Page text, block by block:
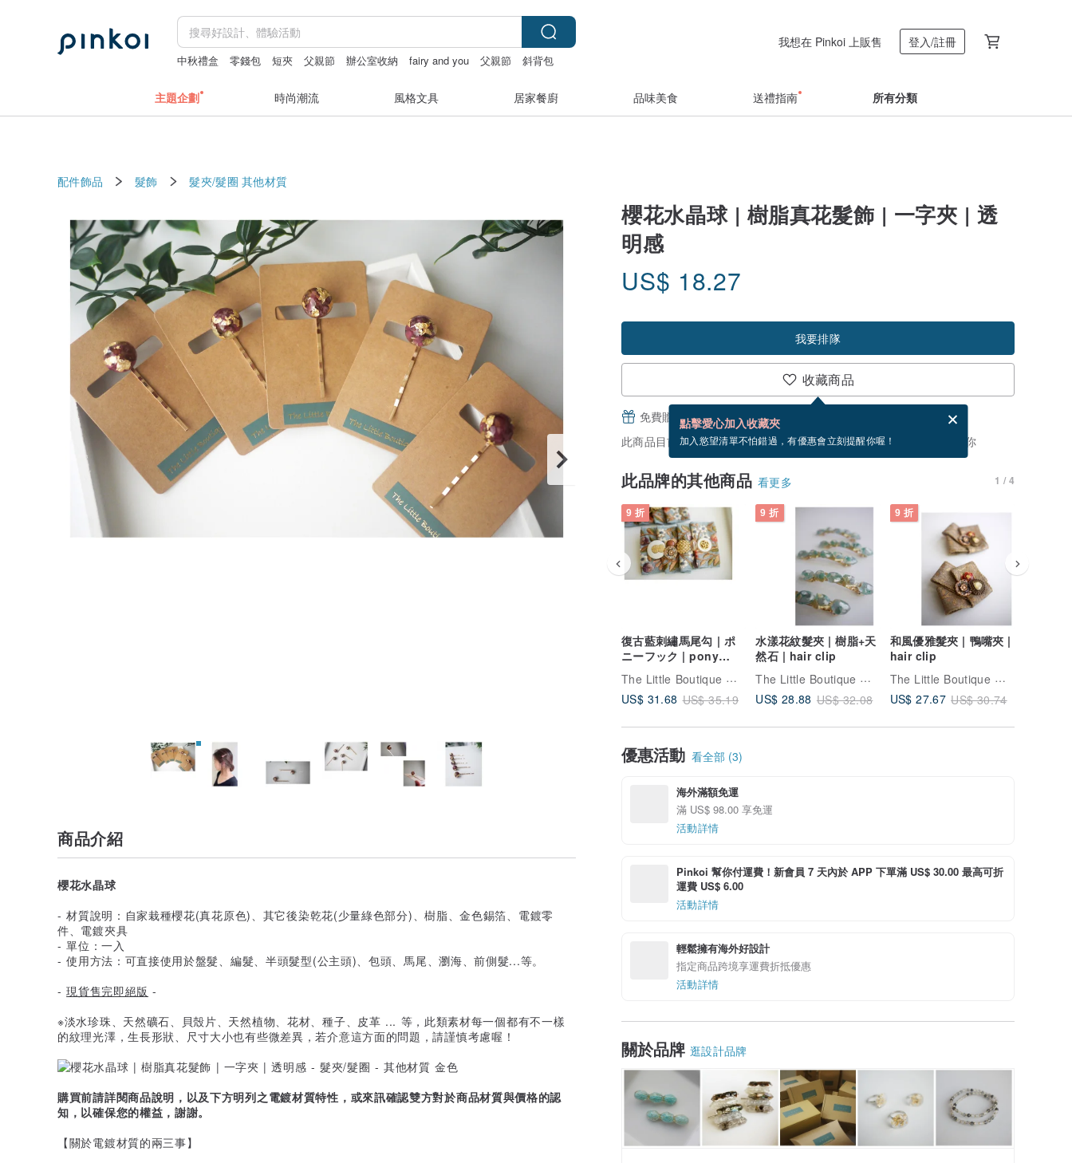
中秋禮盒 零錢包 短夾 父親節 辦公室收納 fairy and you 父親節 斜背包
我想在 Pinkoi 上販售 登入/註冊
主題企劃 時尚潮流 風格文具 居家餐廚 品味美食 送禮指南 所有分類
配件飾品 髮飾 髮夾/髮圈 其他材質
櫻花水晶球 | 樹脂真花髮飾 | 一字夾 | 透
明感
US$ 18.27
我要排隊
收藏商品
點擊愛心加入收藏夾
加入慾望清單不怕錯過，有優惠會立刻提醒你喔！
免費贈送電子賀卡，結帳完成後填寫
此商品目前沒現貨，你可以按「我要排隊」，當有貨會主動發信通知你
此品牌的其他商品 看更多 1 / 4
9 折
復古藍刺繡馬尾勾 | ポ
ニーフック | pony
The Little Boutique 小作坊手工輕珠寶
US$ 31.68 US$ 35.19
9 折
水漾花紋髮夾 | 樹脂+天
然石 | hair clip
The Little Boutique 小作坊手工輕珠寶
US$ 28.88 US$ 32.08
9 折
和風優雅髮夾 | 鴨嘴夾 |
hair clip
The Little Boutique 小作坊手工輕珠寶
US$ 27.67 US$ 30.74
優惠活動 看全部 (3)
海外滿額免運
滿 US$ 98.00 享免運
活動詳情
Pinkoi 幫你付運費！新會員 7 天內於 APP 下單滿 US$ 30.00 最高可折
運費 US$ 6.00
活動詳情
輕鬆擁有海外好設計
指定商品跨境享運費折抵優惠
活動詳情
關於品牌 逛設計品牌
商品介紹
櫻花水晶球
- 材質說明：自家栽種櫻花(真花原色)、其它後染乾花(少量綠色部分)、樹脂、金色錫箔、電鍍零
件、電鍍夾具
- 單位：一入
- 使用方法：可直接使用於盤髮、編髮、半頭髮型(公主頭)、包頭、馬尾、瀏海、前側髮...等。
-現貨售完即絕版 -
※淡水珍珠、天然礦石、貝殼片、天然植物、花材、種子、皮革 ... 等，此類素材每一個都有不一樣
的紋理光澤，生長形狀、尺寸大小也有些微差異，若介意這方面的問題，請謹慎考慮喔！
購買前請詳閱商品說明，以及下方明列之電鍍材質特性，或來訊確認雙方對於商品材質與價格的認
知，以確保您的權益，謝謝。
【關於電鍍材質的兩三事】